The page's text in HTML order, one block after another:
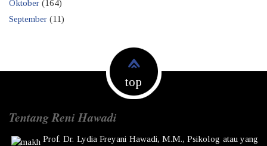
Oktober (164)
September (11)
top
Tentang Reni Hawadi
Prof. Dr. Lydia Freyani Hawadi, M.M., Psikolog atau yang